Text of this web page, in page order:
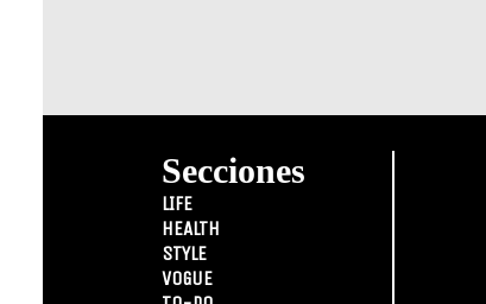
Secciones
LIFE
HEALTH
STYLE
VOGUE